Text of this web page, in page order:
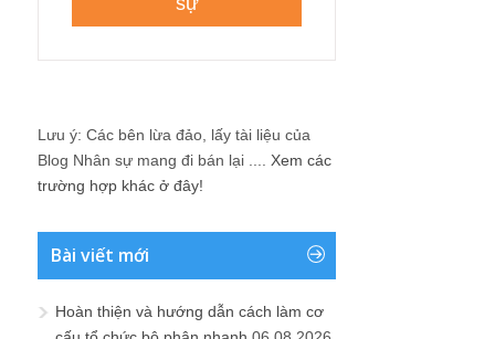
Lưu ý: Các bên lừa đảo, lấy tài liệu của
Blog Nhân sự mang đi bán lại .... Xem các
trường hợp khác ở đây!
Bài viết mới
Hoàn thiện và hướng dẫn cách làm cơ